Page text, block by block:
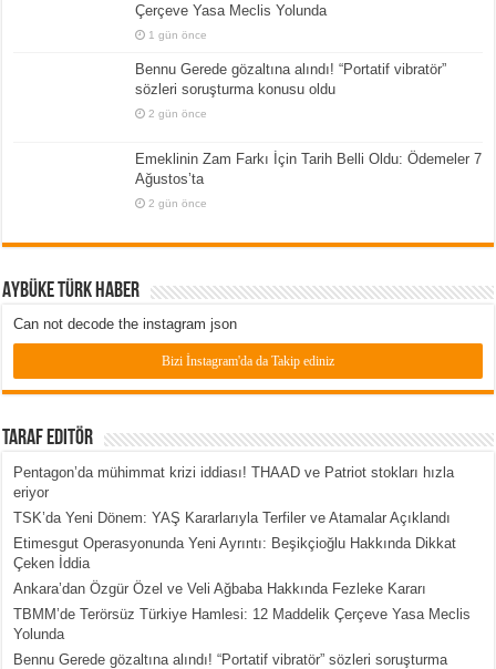
Çerçeve Yasa Meclis Yolunda
1 gün önce
Bennu Gerede gözaltına alındı! “Portatif vibratör”
sözleri soruşturma konusu oldu
2 gün önce
Emeklinin Zam Farkı İçin Tarih Belli Oldu: Ödemeler 7
Ağustos’ta
2 gün önce
Aybüke Türk Haber
Can not decode the instagram json
Bizi İnstagram'da da Takip ediniz
Taraf Editör
Pentagon’da mühimmat krizi iddiası! THAAD ve Patriot stokları hızla
eriyor
TSK’da Yeni Dönem: YAŞ Kararlarıyla Terfiler ve Atamalar Açıklandı
Etimesgut Operasyonunda Yeni Ayrıntı: Beşikçioğlu Hakkında Dikkat
Çeken İddia
Ankara’dan Özgür Özel ve Veli Ağbaba Hakkında Fezleke Kararı
TBMM’de Terörsüz Türkiye Hamlesi: 12 Maddelik Çerçeve Yasa Meclis
Yolunda
Bennu Gerede gözaltına alındı! “Portatif vibratör” sözleri soruşturma